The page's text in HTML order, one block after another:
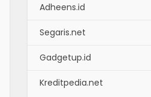
Adheens.id
Segaris.net
Gadgetup.id
Kreditpedia.net